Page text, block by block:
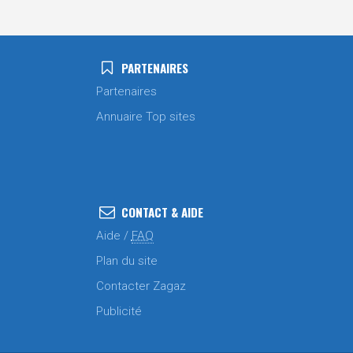
PARTENAIRES
Partenaires
Annuaire Top sites
CONTACT & AIDE
Aide / FAQ
Plan du site
Contacter Zagaz
Publicité